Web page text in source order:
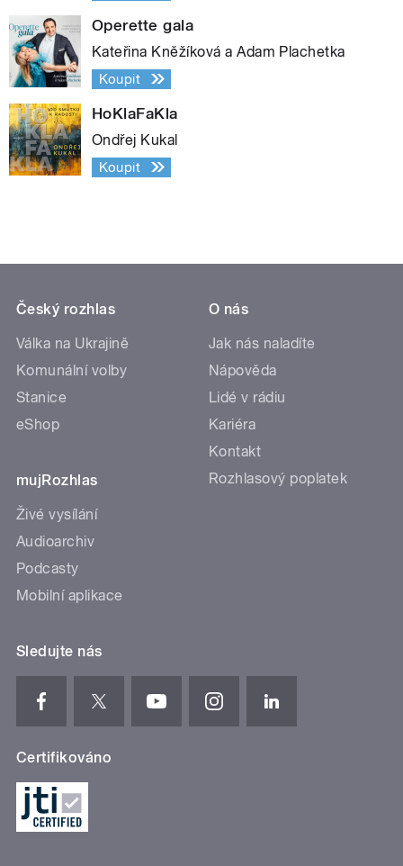
Operette gala
Kateřina Kněžíková a Adam Plachetka
Koupit
HoKlaFaKla
Ondřej Kukal
Koupit
Český rozhlas
Válka na Ukrajině
Komunální volby
Stanice
eShop
mujRozhlas
Živé vysílání
Audioarchiv
Podcasty
Mobilní aplikace
O nás
Jak nás naladíte
Nápověda
Lidé v rádiu
Kariéra
Kontakt
Rozhlasový poplatek
Sledujte nás
Certifikováno